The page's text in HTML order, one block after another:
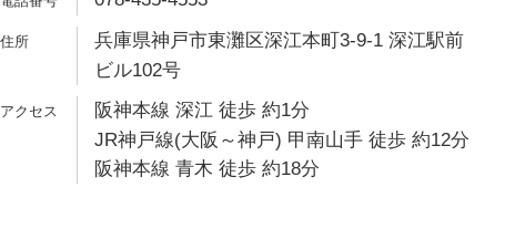
兵庫県神戸市東灘区深江本町3-9-1 深江駅前
ビル102号
阪神本線 深江 徒歩 約1分
JR神戸線(大阪～神戸) 甲南山手 徒歩 約12分
阪神本線 青木 徒歩 約18分